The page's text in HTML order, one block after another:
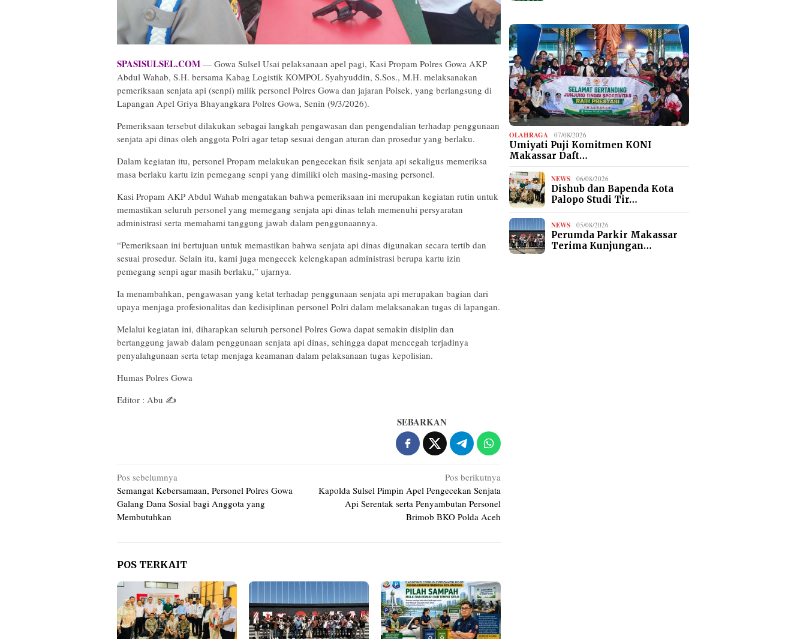
SPASISULSEL.COM — Gowa Sulsel Usai pelaksanaan apel pagi, Kasi Propam Polres Gowa AKP
Abdul Wahab, S.H. bersama Kabag Logistik KOMPOL Syahyuddin, S.Sos., M.H. melaksanakan
pemeriksaan senjata api (senpi) milik personel Polres Gowa dan jajaran Polsek, yang berlangsung di
Lapangan Apel Griya Bhayangkara Polres Gowa, Senin (9/3/2026).
Pemeriksaan tersebut dilakukan sebagai langkah pengawasan dan pengendalian terhadap penggunaan
senjata api dinas oleh anggota Polri agar tetap sesuai dengan aturan dan prosedur yang berlaku.
Dalam kegiatan itu, personel Propam melakukan pengecekan fisik senjata api sekaligus memeriksa
masa berlaku kartu izin pemegang senpi yang dimiliki oleh masing-masing personel.
Kasi Propam AKP Abdul Wahab mengatakan bahwa pemeriksaan ini merupakan kegiatan rutin untuk
memastikan seluruh personel yang memegang senjata api dinas telah memenuhi persyaratan
administrasi serta memahami tanggung jawab dalam penggunaannya.
“Pemeriksaan ini bertujuan untuk memastikan bahwa senjata api dinas digunakan secara tertib dan
sesuai prosedur. Selain itu, kami juga mengecek kelengkapan administrasi berupa kartu izin
pemegang senpi agar masih berlaku,” ujarnya.
Ia menambahkan, pengawasan yang ketat terhadap penggunaan senjata api merupakan bagian dari
upaya menjaga profesionalitas dan kedisiplinan personel Polri dalam melaksanakan tugas di lapangan.
Melalui kegiatan ini, diharapkan seluruh personel Polres Gowa dapat semakin disiplin dan
bertanggung jawab dalam penggunaan senjata api dinas, sehingga dapat mencegah terjadinya
penyalahgunaan serta tetap menjaga keamanan dalam pelaksanaan tugas kepolisian.
Humas Polres Gowa
Editor : Abu ✍️
SEBARKAN
Navigasi
pos
Pos sebelumnya
Semangat Kebersamaan, Personel Polres Gowa
Galang Dana Sosial bagi Anggota yang
Membutuhkan
Pos berikutnya
Kapolda Sulsel Pimpin Apel Pengecekan Senjata
Api Serentak serta Penyambutan Personel
Brimob BKO Polda Aceh
POS TERKAIT
OLAHRAGA 07/08/2026
Umiyati Puji Komitmen KONI
Makassar Daft…
NEWS 06/08/2026
Dishub dan Bapenda Kota
Palopo Studi Tir…
NEWS 05/08/2026
Perumda Parkir Makassar
Terima Kunjungan…